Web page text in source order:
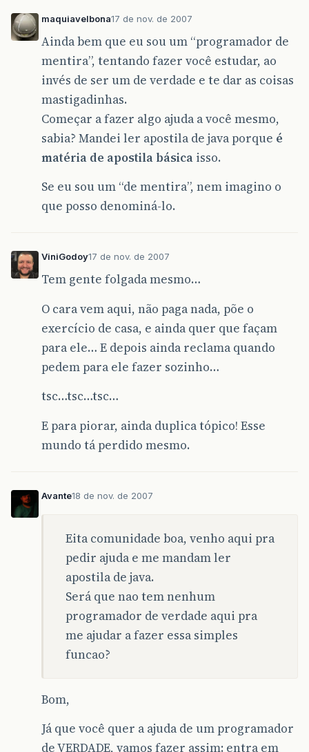
maquiavelbona17 de nov. de 2007
Ainda bem que eu sou um “programador de
mentira”, tentando fazer você estudar, ao
invés de ser um de verdade e te dar as coisas
mastigadinhas.
Começar a fazer algo ajuda a você mesmo,
sabia? Mandei ler apostila de java porque é
matéria de apostila básica isso.
Se eu sou um “de mentira”, nem imagino o
que posso denominá-lo.
ViniGodoy17 de nov. de 2007
Tem gente folgada mesmo…
O cara vem aqui, não paga nada, põe o
exercício de casa, e ainda quer que façam
para ele… E depois ainda reclama quando
pedem para ele fazer sozinho…
tsc…tsc…tsc…
E para piorar, ainda duplica tópico! Esse
mundo tá perdido mesmo.
Avante18 de nov. de 2007
Eita comunidade boa, venho aqui pra
pedir ajuda e me mandam ler
apostila de java.
Será que nao tem nenhum
programador de verdade aqui pra
me ajudar a fazer essa simples
funcao?
Bom,
Já que você quer a ajuda de um programador
de VERDADE, vamos fazer assim: entra em